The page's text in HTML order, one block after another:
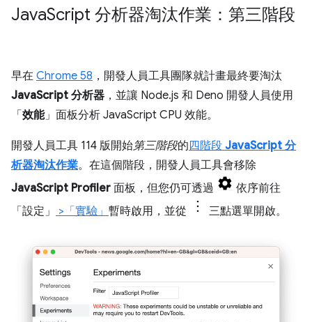
JavaScript 分析器淘汰作業：第三階段
早在 Chrome 58 ，開發人員工具團隊就計畫最終要淘汰
JavaScript 分析器 ，並讓 Node.js 和 Deno 開發人員使用
「 效能」面板分析 JavaScript CPU 效能。
開發人員工具 114 版開始第三階段的 四階段 JavaScript 分
析器淘汰作業。在這個階段，開發人員工具會移除
JavaScript Profiler 面板，但您仍可透過
依序前往
「設定」
>「實驗」 暫時啟用，並從 三點選單開啟。